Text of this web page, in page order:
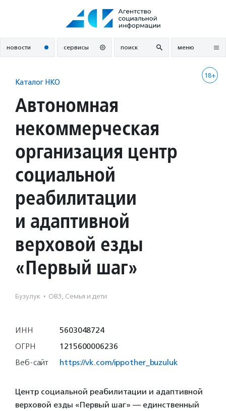
новости сервисы поиск меню
18+
Каталог НКО
Автономная
некоммерческая
организация центр
социальной
реабилитации
и адаптивной
верховой езды
«Первый шаг»
Бузулук · ОВЗ, Семья и дети
ИНН
5603048724
ОГРН
1215600006236
Веб-сайт
https://vk.com/ippother_buzuluk
Центр социальной реабилитации и адаптивной
верховой езды «Первый шаг» — единственный